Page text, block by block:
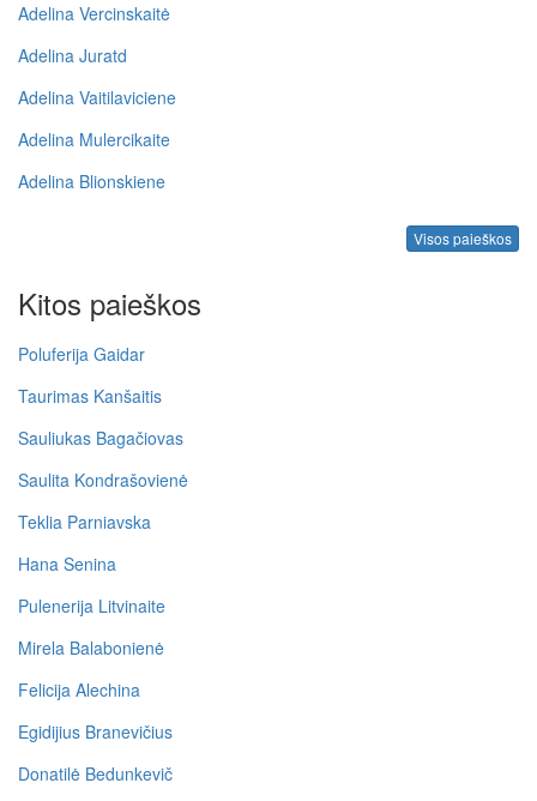
Adelina Vercinskaitė
Adelina Juratd
Adelina Vaitilaviciene
Adelina Mulercikaite
Adelina Blionskiene
Visos paieškos
Kitos paieškos
Poluferija Gaidar
Taurimas Kanšaitis
Sauliukas Bagačiovas
Saulita Kondrašovienė
Teklia Parniavska
Hana Senina
Pulenerija Litvinaite
Mirela Balabonienė
Felicija Alechina
Egidijius Branevičius
Donatilė Bedunkevič